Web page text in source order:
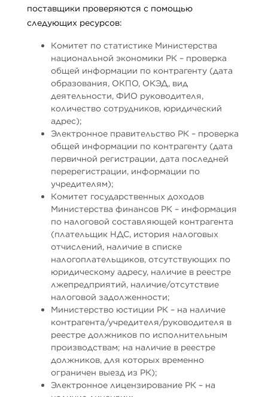
поставщики проверяются с помощью
следующих ресурсов:
Комитет по статистике Министерства
национальной экономики РК – проверка
общей информации по контрагенту (дата
образования, ОКПО, ОКЭД, вид
деятельности, ФИО руководителя,
количество сотрудников, юридический
адрес);
Электронное правительство РК – проверка
общей информации по контрагенту (дата
первичной регистрации, дата последней
перерегистрации, информации по
учредителям);
Комитет государственных доходов
Министерства финансов РК – информация
по налоговой составляющей контрагента
(плательщик НДС, история налоговых
отчислений, наличие в списке
налогоплательщиков, отсутствующих по
юридическому адресу, наличие в реестре
лжепредприятий, наличие/отсутствие
налоговой задолженности;
Министерство юстиции РК – на наличие
контрагента/учредителя/руководителя в
реестре должников по исполнительным
производствам; на наличие в реестре
должников, для которых временно
ограничен выезд из РК);
Электронное лицензирование РК – на